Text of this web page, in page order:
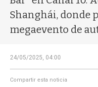
Shanghái, donde
megaevento de
24/05/2025, 04:00
Compartir esta noticia